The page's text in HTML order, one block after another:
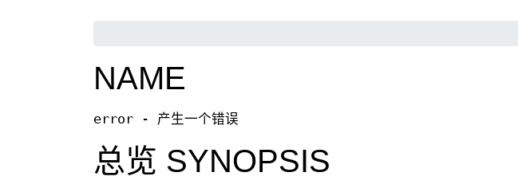
NAME
error - 产生一个错误
总览 SYNOPSIS